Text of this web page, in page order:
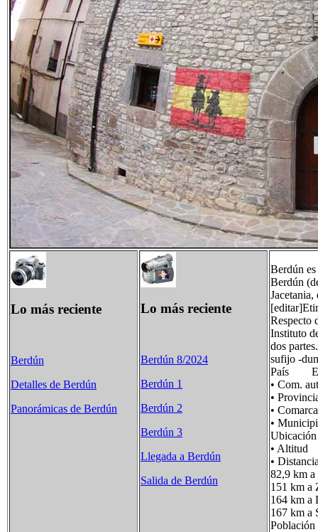
Lo más reciente
Berdún
Detalles de Berdún
Panorámicas de Berdún
Lo más reciente
Berdún 8/2024
Berdún 1
Berdún 2
Berdún 3
Llegada a Berdún
Salida de Berdún
Berdún
Berdún
Respecto
Instituto
dos
sufijo -
País
• Com.
•
•
•
•
•
82,9 km a
151 km a
164 km a
167 km a